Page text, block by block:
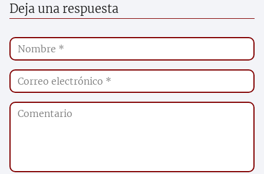
Deja una respuesta